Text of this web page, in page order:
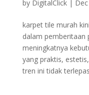
by DigitalClick|
karpet tile murah
dalam pemberitaan
meningkatnya
yang praktis,
tren ini tidak